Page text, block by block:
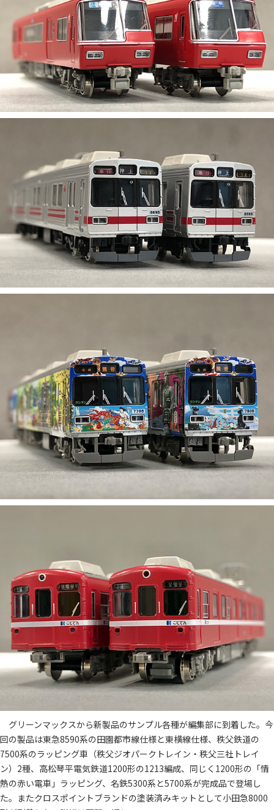
グリーンマックスから新製品のサンプル各種が編集部に到着した。今
回の製品は東急8590系の田園都市線仕様と東横線仕様、秩父鉄道の
7500系のラッピング車（秩父ジオパークトレイン・秩父三社トレイ
ン）2種、高松琴平電気鉄道1200形の1213編成、同じく1200形の「情
熱の赤い電車」ラッピング、名鉄5300系と5700系が完成品で登場し
た。またクロスポイントブランドの塗装済みキットとして小田急8000